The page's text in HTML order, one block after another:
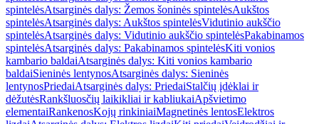
spintelėsAtsarginės dalys: Žemos šoninės spintelėsAukštos
spintelėsAtsarginės dalys: Aukštos spintelėsVidutinio aukščio
spintelėsAtsarginės dalys: Vidutinio aukščio spintelėsPakabinamos
spintelėsAtsarginės dalys: Pakabinamos spintelėsKiti vonios
kambario baldaiAtsarginės dalys: Kiti vonios kambario
baldaiSieninės lentynosAtsarginės dalys: Sieninės
lentynosPriedaiAtsarginės dalys: PriedaiStalčių įdėklai ir
dėžutėsRankšluosčių laikikliai ir kabliukaiApšvietimo
elementaiRankenosKojų rinkiniaiMagnetinės lentosElektros